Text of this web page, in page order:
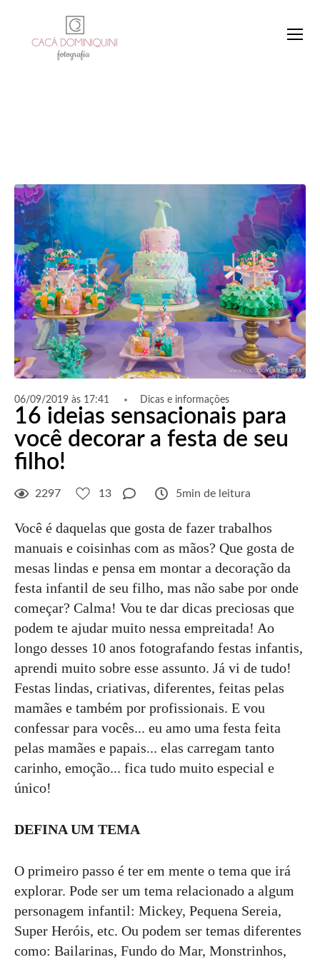
06/09/2019 às 17:41 Dicas e informações
16 ideias sensacionais para
você decorar a festa de seu
filho!
2297 13 5min de leitura
Você é daquelas que gosta de fazer trabalhos
manuais e coisinhas com as mãos? Que gosta de
mesas lindas e pensa em montar a decoração da
festa infantil de seu filho, mas não sabe por onde
começar? Calma! Vou te dar dicas preciosas que
podem te ajudar muito nessa empreitada! Ao
longo desses 10 anos fotografando festas infantis,
aprendi muito sobre esse assunto. Já vi de tudo!
Festas lindas, criativas, diferentes, feitas pelas
mamães e também por profissionais. E vou
confessar para vocês... eu amo uma festa feita
pelas mamães e papais... elas carregam tanto
carinho, emoção... fica tudo muito especial e
único!
DEFINA UM TEMA
O primeiro passo é ter em mente o tema que irá
explorar. Pode ser um tema relacionado a algum
personagem infantil: Mickey, Pequena Sereia,
Super Heróis, etc. Ou podem ser temas diferentes
como: Bailarinas, Fundo do Mar, Monstrinhos,